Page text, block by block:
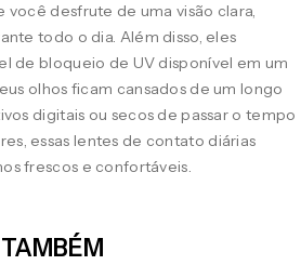
você desfrute de uma visão clara,
todo o dia. Além disso, eles
de bloqueio de UV disponível em um
olhos ficam cansados de um longo
digitais ou secos de passar o tempo
essas lentes de contato diárias
frescos e confortáveis.